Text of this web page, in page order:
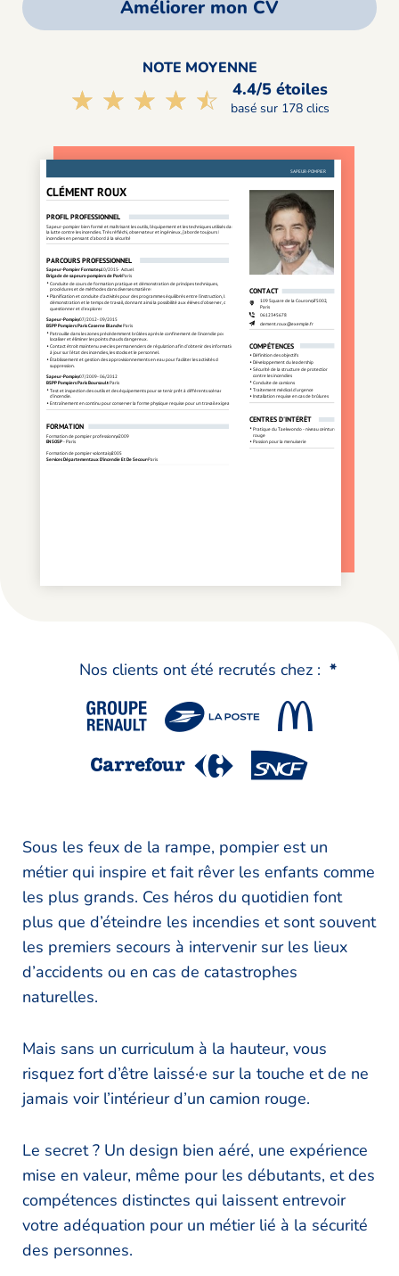
Améliorer mon CV
NOTE MOYENNE
☆☆☆☆☆
★★★★★ 4.4/5 étoiles
basé sur 178 clics
Nos clients ont été recrutés chez : *
Sous les feux de la rampe, pompier est un
métier qui inspire et fait rêver les enfants comme
les plus grands. Ces héros du quotidien font
plus que d’éteindre les incendies et sont souvent
les premiers secours à intervenir sur les lieux
d’accidents ou en cas de catastrophes
naturelles.
Mais sans un curriculum à la hauteur, vous
risquez fort d’être laissé·e sur la touche et de ne
jamais voir l’intérieur d’un camion rouge.
Le secret ? Un design bien aéré, une expérience
mise en valeur, même pour les débutants, et des
compétences distinctes qui laissent entrevoir
votre adéquation pour un métier lié à la sécurité
des personnes.